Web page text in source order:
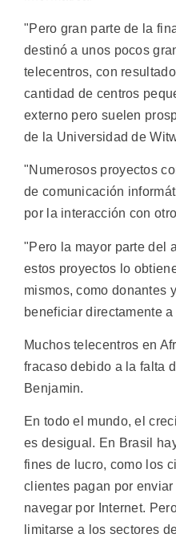
"Pero gran parte de la
destinó a unos pocos
telecentros, con
cantidad de centros
externo pero suelen
de la Universidad de
"Numerosos proyectos
de comunicación
por la interacción con
"Pero la mayor parte del
estos proyectos lo
mismos, como donantes
beneficiar directamente
Muchos telecentros en
fracaso debido a la falta
Benjamin.
En todo el mundo, el
es desigual. En Brasil
fines de lucro, como los
clientes pagan por
navegar por Internet.
limitarse a los sectores